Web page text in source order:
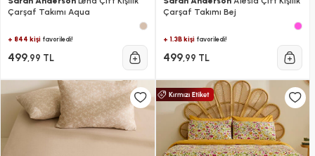
Çarşaf Takımı Aqua
+ 844 kişi favoriledi!
499,99 TL
Çarşaf Takımı Bej
+ 1.3B kişifavoriledi!
499,99 TL